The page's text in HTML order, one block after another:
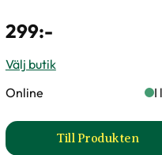
(Odla) 15W produktsida
299:-
Välj butik
Online
I
Till Produkten
till